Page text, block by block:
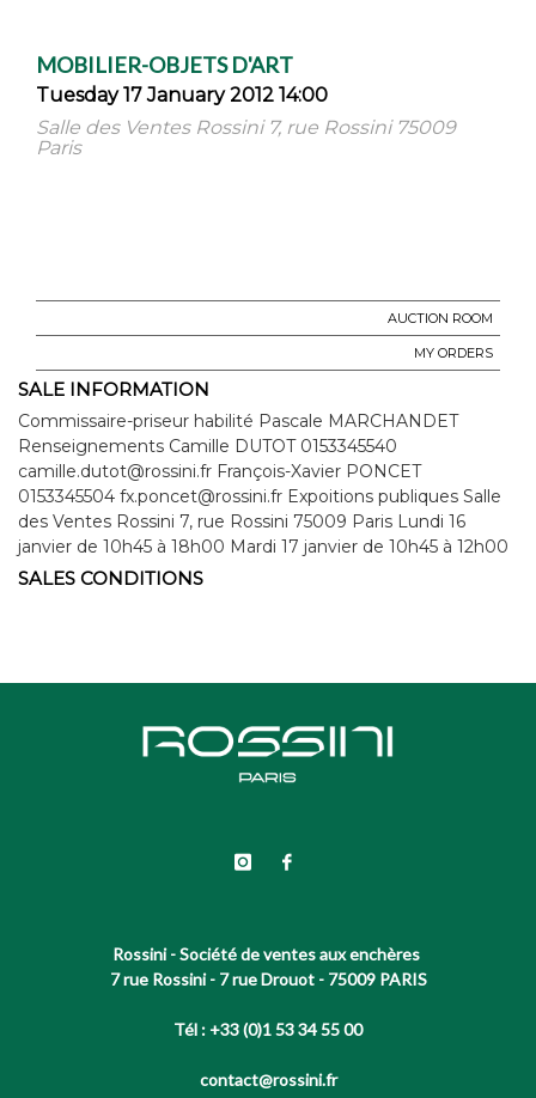
MOBILIER-OBJETS D'ART
Tuesday 17 January 2012 14:00
Salle des Ventes Rossini 7, rue Rossini 75009
Paris
AUCTION ROOM
MY ORDERS
SALE INFORMATION
Commissaire-priseur habilité Pascale MARCHANDET
Renseignements Camille DUTOT 0153345540
camille.dutot@rossini.fr François-Xavier PONCET
0153345504 fx.poncet@rossini.fr Expoitions publiques Salle
des Ventes Rossini 7, rue Rossini 75009 Paris Lundi 16
janvier de 10h45 à 18h00 Mardi 17 janvier de 10h45 à 12h00
SALES CONDITIONS
Rossini - Société de ventes aux enchères
7 rue Rossini - 7 rue Drouot - 75009 PARIS
Tél : +33 (0)1 53 34 55 00
contact@rossini.fr